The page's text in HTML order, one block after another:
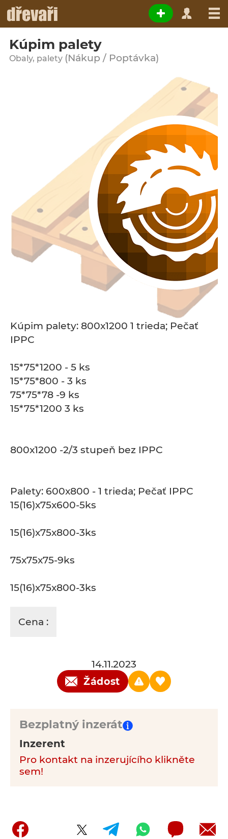
Kúpim palety
Obaly, palety (Nákup / Poptávka)
Kúpim palety: 800x1200 1 trieda; Pečať
IPPC
15*75*1200 - 5 ks
15*75*800 - 3 ks
75*75*78 -9 ks
15*75*1200 3 ks
800x1200 -2/3 stupeň bez IPPC
Palety: 600x800 - 1 trieda; Pečať IPPC
15(16)x75x600-5ks
15(16)x75x800-3ks
75x75x75-9ks
15(16)x75x800-3ks
Cena :
14.11.2023
Žádost
Bezplatný inzerát
Inzerent
Pro kontakt na inzerujícího klikněte
sem!